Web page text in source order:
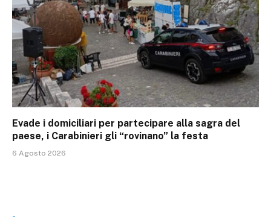
Evade i domiciliari per partecipare alla sagra del
paese, i Carabinieri gli “rovinano” la festa
6 Agosto 2026